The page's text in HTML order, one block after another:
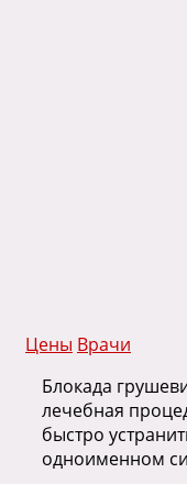
Цены Врачи
Блокада
лечебная
быстро
одноименном